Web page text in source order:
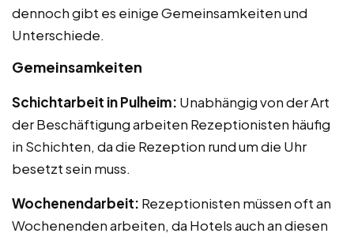
dennoch gibt es einige Gemeinsamkeiten und
Unterschiede.
Gemeinsamkeiten
Schichtarbeit in Pulheim: Unabhängig von der Art
der Beschäftigung arbeiten Rezeptionisten häufig
in Schichten, da die Rezeption rund um die Uhr
besetzt sein muss.
Wochenendarbeit: Rezeptionisten müssen oft an
Wochenenden arbeiten, da Hotels auch an diesen